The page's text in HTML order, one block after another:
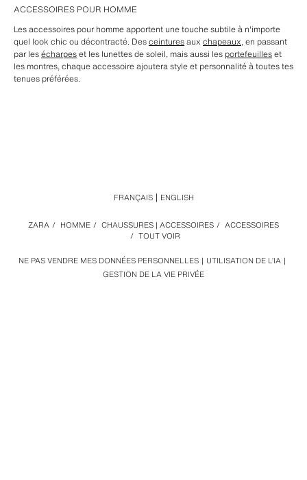
ACCESSOIRES POUR HOMME
Les accessoires pour homme apportent une touche subtile à n'importe
quel look chic ou décontracté. Desceinturesaux chapeaux, en passant
par lesécharpeset les lunettes de soleil, mais aussi les portefeuilleset
les montres, chaque accessoire ajoutera style et personnalité à toutes tes
tenues préférées.
NE PAS VENDRE MES DONNÉES PERSONNELLES
UTILISATION DE L’IA
GESTION DE LA VIE PRIVÉE
ZARA / HOMME / CHAUSSURES | ACCESSOIRES / ACCESSOIRES
/ TOUT VOIR
FRANÇAIS ENGLISH